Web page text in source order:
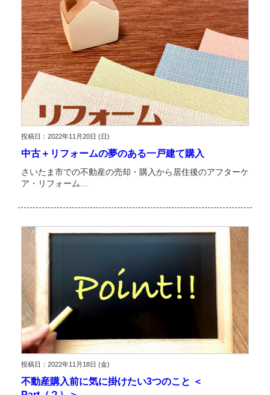
投稿日：2022年11月20日 (日)
中古＋リフォームの夢のある一戸建て購入
さいたま市での不動産の売却・購入から居住後のアフターケ
ア・リフォーム…
投稿日：2022年11月18日 (金)
不動産購入前に気に掛けたい3つのこと ＜